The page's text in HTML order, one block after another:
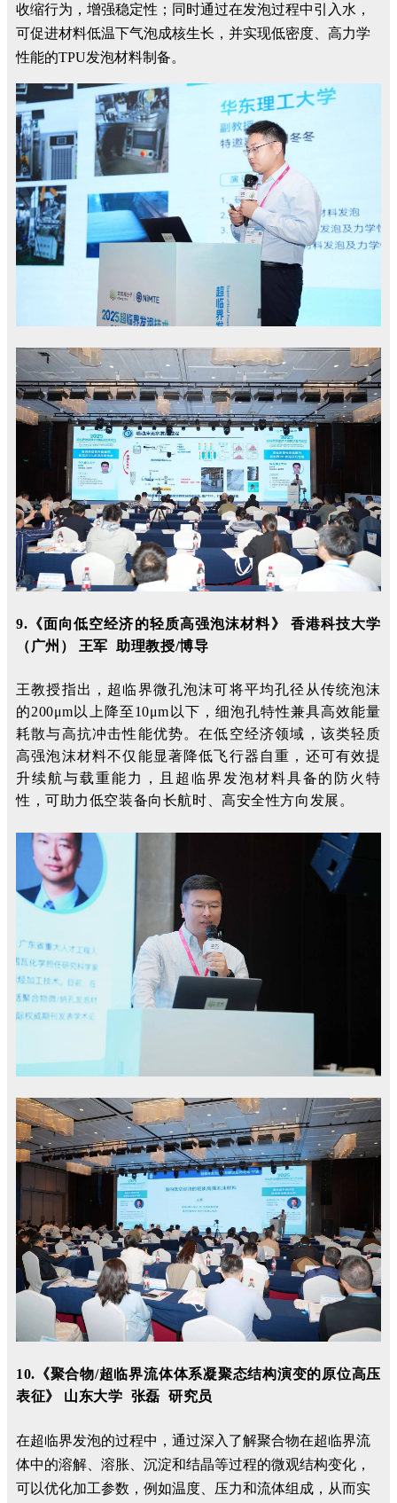
收缩行为，增强稳定性；同时通过在发泡过程中引入水，
可促进材料低温下气泡成核生长，并实现低密度、高力学
性能的TPU发泡材料制备。
9.《面向低空经济的轻质高强泡沫材料》 香港科技大学
（广州） 王军 助理教授/博导
王教授指出，超临界微孔泡沫可将平均孔径从传统泡沫
的200μm以上降至10μm以下，细泡孔特性兼具高效能量
耗散与高抗冲击性能优势。在低空经济领域，该类轻质
高强泡沫材料不仅能显著降低飞行器自重，还可有效提
升续航与载重能力，且超临界发泡材料具备的防火特
性，可助力低空装备向长航时、高安全性方向发展。
10.《聚合物/超临界流体体系凝聚态结构演变的原位高压
表征》 山东大学 张磊 研究员
在超临界发泡的过程中，通过深入了解聚合物在超临界流
体中的溶解、溶胀、沉淀和结晶等过程的微观结构变化，
可以优化加工参数，例如温度、压力和流体组成，从而实